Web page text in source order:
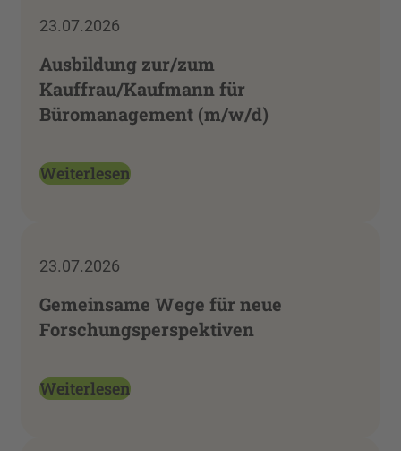
23.07.2026
Ausbildung zur/zum
Kauffrau/Kaufmann für
Büromanagement (m/w/d)
Weiterlesen
23.07.2026
Gemeinsame Wege für neue
Forschungsperspektiven
Weiterlesen